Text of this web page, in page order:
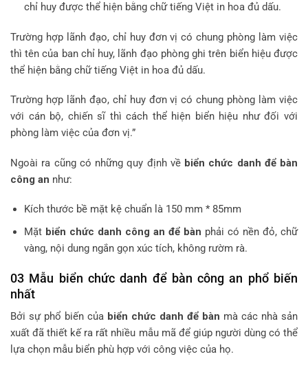
chỉ huy được thể hiện bằng chữ tiếng Việt in hoa đủ dấu.
Trường hợp lãnh đạo, chỉ huy đơn vị có chung phòng làm việc
thì tên của ban chỉ huy, lãnh đạo phòng ghi trên biển hiệu được
thể hiện bằng chữ tiếng Việt in hoa đủ dấu.
Trường hợp lãnh đạo, chỉ huy đơn vị có chung phòng làm việc
với cán bộ, chiến sĩ thì cách thể hiện biển hiệu như đối với
phòng làm việc của đơn vị.”
Ngoài ra cũng có những quy định về biển chức danh để bàn
công an như:
Kích thước bề mặt kệ chuẩn là 150 mm * 85mm
Mặt biển chức danh công an để bàn phải có nền đỏ, chữ
vàng, nội dung ngắn gọn xúc tích, không rườm rà.
03 Mẫu biển chức danh để bàn công an phổ biến
nhất
Bởi sự phổ biến của biển chức danh để bàn mà các nhà sản
xuất đã thiết kế ra rất nhiều mẫu mã để giúp người dùng có thể
lựa chọn mẫu biển phù hợp với công việc của họ.